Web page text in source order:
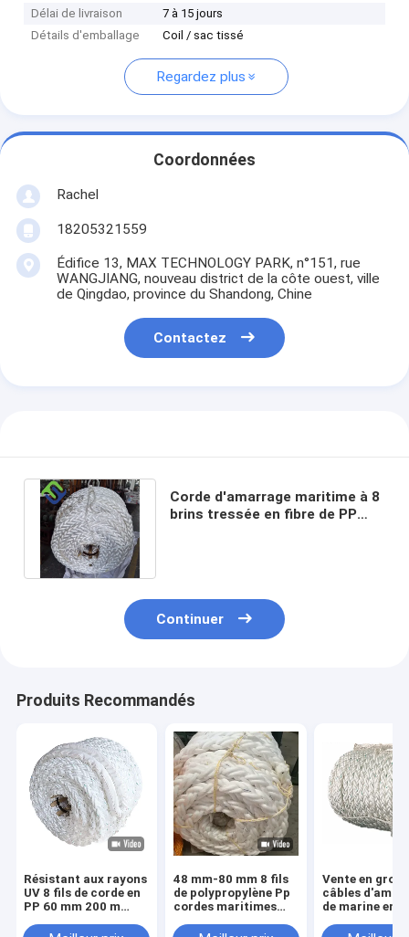
Délai de livraison
7 à 15 jours
Détails d'emballage
Coil / sac tissé
Regardez plus
Coordonnées
Rachel
18205321559
Édifice 13, MAX TECHNOLOGY PARK, n°151, rue
WANGJIANG, nouveau district de la côte ouest, ville
de Qingdao, province du Shandong, Chine
Contactez
Corde d'amarrage maritime à 8
brins tressée en fibre de PP
Continuer
Produits Recommandés
Résistant aux rayons
UV 8 fils de corde en
PP 60 mm 200 m
d'amarrage en
48 mm-80 mm 8 fils
de polypropylène Pp
cordes maritimes
certificats CCS
Vente en gros
câbles
de marine en
tressés à 8